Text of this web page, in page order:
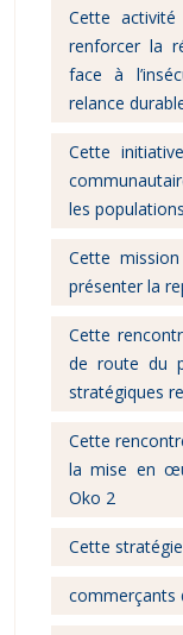
Cette
renforcer la
face à
relance
Cette
les
Cette
présenter la
Cette
de route du
stratégiques
Cette
la mise en
Oko 2
Cette
commerçants